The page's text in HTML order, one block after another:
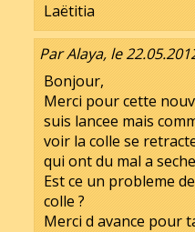
Laëtitia
Par Alaya, le
Bonjour,
Merci pour cette
suis lancee mais
voir la colle se
qui ont du mal a
Est ce un probleme
colle ?
Merci d avance pour